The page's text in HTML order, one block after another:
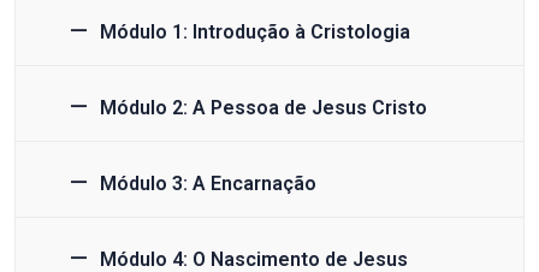
Módulo 1: Introdução à Cristologia
Módulo 2: A Pessoa de Jesus Cristo
Módulo 3: A Encarnação
Módulo 4: O Nascimento de Jesus